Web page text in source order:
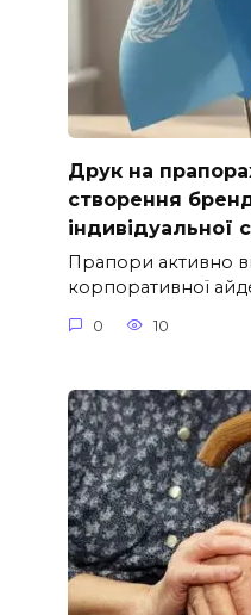
Друк на
створення
індивідуальної
Прапори активно
корпоративної
0 10